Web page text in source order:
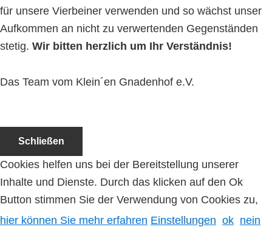
für unsere Vierbeiner verwenden und so wächst unser
Aufkommen an nicht zu verwertenden Gegenständen
stetig. Wir bitten herzlich um Ihr Verständnis!
Das Team vom Klein´en Gnadenhof e.V.
Schließen
Cookies helfen uns bei der Bereitstellung unserer
Inhalte und Dienste. Durch das klicken auf den Ok
Button stimmen Sie der Verwendung von Cookies zu,
hier können Sie mehr erfahren Einstellungen ok nein